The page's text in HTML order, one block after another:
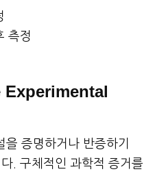
측정
Experimental
증명하거나 반증하기
. 구체적인 과학적 증거를